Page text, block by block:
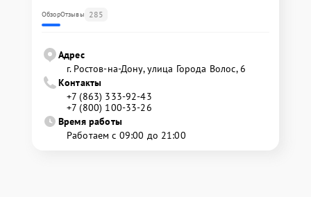
ОбзорОтзывы 285
Адрес
г. Ростов-на-Дону, улица Города Волос, 6
Контакты
+7 (863) 333-92-43
+7 (800) 100-33-26
Время работы
Работаем с 09:00 до 21:00